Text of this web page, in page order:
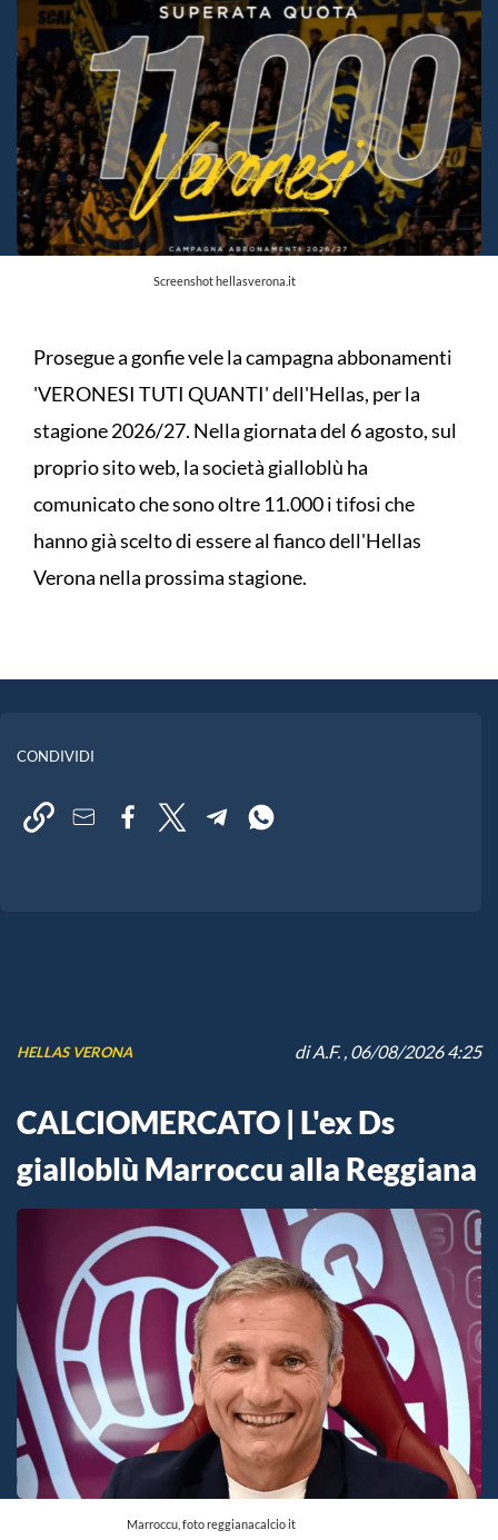
Screenshot hellasverona.it
Prosegue a gonfie vele la campagna abbonamenti
'VERONESI TUTI QUANTI' dell'Hellas, per la
stagione 2026/27. Nella giornata del 6 agosto, sul
proprio sito web, la società gialloblù ha
comunicato che sono oltre 11.000 i tifosi che
hanno già scelto di essere al fianco dell'Hellas
Verona nella prossima stagione.
CONDIVIDI
HELLAS VERONA diA.F., 06/08/2026 4:25
CALCIOMERCATO | L'ex Ds
gialloblù Marroccu alla Reggiana
Marroccu, foto reggianacalcio it